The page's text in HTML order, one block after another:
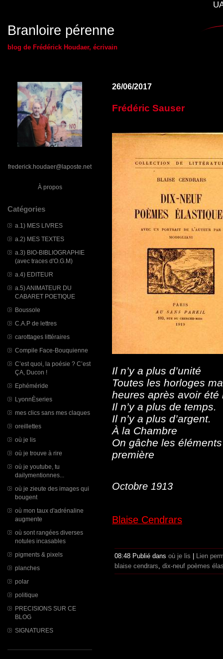
Branloire pérenne
blog de Frédérick Houdaer, écrivain
frederick.houdaer@laposte.net
À propos
Catégories
a.1) MES LIVRES
a.2) MES TEXTES
a.3) BIO-BIBLIOGRAPHIE
(avec traces d'O.G.M)
a.4) EDITEUR
a.5) ANIMATEUR DU
CABARET POETIQUE
Boussole
C.A.P de lettres
carottages littéraires
Compile Face-Bouquienne
C’est quoi, la poésie ? C’est
ÇA, Ducon !
Ephéméride
LyonnÈseries
mes clics sans mes claques
oreillettes
où je lis
où je trouve à rire
où je youtube, tu
dailymentionnes...
où je zieute des images qui
bougent
où mon taux d'adrénaline
augmente
où sont rangées diverses
notules incasables
pigments & pixels
planches
polar
politique
PRECISIONS SUR CE
BLOG
SIGNATURES
26/06/2017
Frédéric Sauser
Il n’y a plus d’unité
Toutes les horloges
heures après avoir
Il n’y a plus de temps.
Il n’y a plus d’argent.
À la Chambre
On gâche les
première
Octobre 1913
Blaise Cendrars
08:48 Publié dans où je lis
Lien
blaise cendrars, dix-neuf poèmes